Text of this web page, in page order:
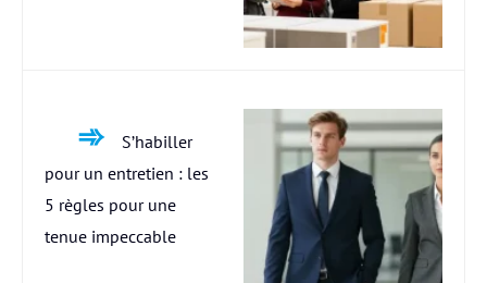
S’habiller
pour un entretien : les
5 règles pour une
tenue impeccable